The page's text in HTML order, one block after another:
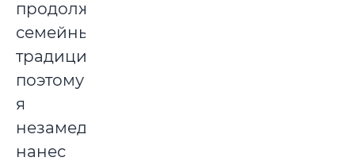
продолжение
семейных
традиций,
поэтому
я
незамедлительно
нанес